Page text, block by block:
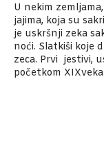
U nekim
jajima, koja su
je uskršnji zeka
noći. Slatkiši koje
zeca. Prvi jestivi,
početkom XIXveka.